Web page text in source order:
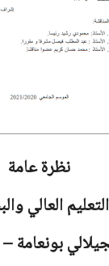
نظرة عامة
العالي